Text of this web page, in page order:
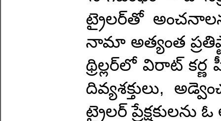
ట్రైలర్‌తో
నామా అత్యంత
థ్రిల్లర్‌లో విరాట్
దివ్యశక్తులు,
ట్రైలర్ ప్రేక్షకులను